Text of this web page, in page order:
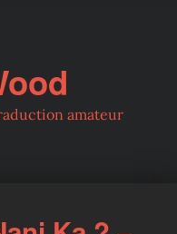
amateur